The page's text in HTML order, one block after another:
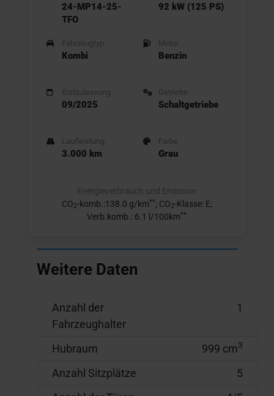
24-MP14-25-
TFO
Fahrzeugtyp
Kombi
Erstzulassung
09/2025
Laufleistung
3.000 km
92 kW (125 PS)
Motor
Benzin
Getriebe
Schaltgetriebe
Farbe
Grau
Energieverbrauch und Emission
CO2-komb.:138.0 g/km**; CO2-Klasse: E;
Verb.komb.: 6.1 l/100km**
Weitere Daten
Anzahl der
Fahrzeughalter
1
Hubraum 999 cm3
Anzahl Sitzplätze
5